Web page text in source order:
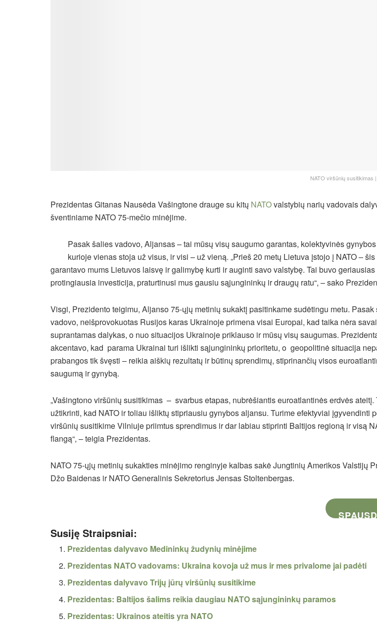
NATO viršūnių susitikimas
Prezidentas Gitanas Nausėda Vašingtone drauge su kitų NATOvalstybių narių vadovais
šventiniame NATO 75-mečio minėjime.
Pasak šalies vadovo, Aljansas – tai mūsų visų saugumo garantas, kolektyvinės
kurioje vienas stoja už visus, ir visi – už vieną. „Prieš 20 metų Lietuva įstojo į NATO –
garantavo mums Lietuvos laisvę ir galimybę kurti ir auginti savo valstybę. Tai buvo
protingiausia investicija, praturtinusi mus gausiu sąjungininkų ir draugų ratu“, – sako
Visgi, Prezidento teigimu, Aljanso 75-ųjų metinių sukaktį pasitinkame sudėtingu metu. Pasak
vadovo, neišprovokuotas Rusijos karas Ukrainoje primena visai Europai, kad taika nėra
suprantamas dalykas, o nuo situacijos Ukrainoje priklauso ir mūsų visų saugumas.
akcentavo, kad parama Ukrainai turi išlikti sąjungininkų prioritetu, o geopolitinė situacija
prabangos tik švęsti – reikia aiškių rezultatų ir būtinų sprendimų, stiprinančių visos
saugumą ir gynybą.
„Vašingtono viršūnių susitikimas – svarbus etapas, nubrėšiantis euroatlantinės erdvės ateitį.
užtikrinti, kad NATO ir toliau išliktų stipriausiu gynybos aljansu. Turime efektyviai įgyvendinti
viršūnių susitikime Vilniuje priimtus sprendimus ir dar labiau stiprinti Baltijos regioną ir visą
flangą“, – teigia Prezidentas.
NATO 75-ųjų metinių sukakties minėjimo renginyje kalbas sakė Jungtinių Amerikos Valstijų
Džo Baidenas ir NATO Generalinis Sekretorius Jensas Stoltenbergas.
Susiję Straipsniai:
Prezidentas dalyvavo Medininkų žudynių minėjime
Prezidentas NATO vadovams: Ukraina kovoja už mus ir mes privalome jai padėti
Prezidentas dalyvavo Trijų jūrų viršūnių susitikime
Prezidentas: Baltijos šalims reikia daugiau NATO sąjungininkų paramos
Prezidentas: Ukrainos ateitis yra NATO